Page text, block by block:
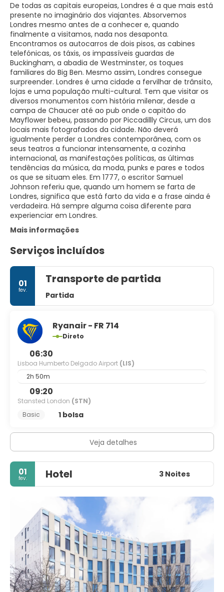
De todas as capitais europeias, Londres é a que mais está
presente no imaginário dos viajantes. Absorvemos
Londres mesmo antes de a conhecer e, quando
finalmente a visitamos, nada nos desaponta.
Encontramos os autocarros de dois pisos, as cabines
telefónicas, os táxis, os impassíveis guardas de
Buckingham, a abadia de Westminster, os toques
familiares do Big Ben. Mesmo assim, Londres consegue
surpreender. Londres é uma cidade a fervilhar de trânsito,
lojas e uma população multi-cultural. Tem que visitar os
diversos monumentos com história milenar, desde a
campa de Chaucer até ao pub onde o capitão do
Mayflower bebeu, passando por Piccadillly Circus, um dos
locais mais fotografados da cidade. Não deverá
igualmente perder a Londres contemporânea, com os
seus teatros a funcionar intensamente, a cozinha
internacional, as manifestações políticas, as últimas
tendências da música, da moda, punks e pares e todos
os que se situam eles. Em 1777, o escritor Samuel
Johnson referiu que, quando um homem se farta de
Londres, significa que está farto da vida e a frase ainda é
verdadeira. Há sempre alguma coisa diferente para
Mais informações
Serviços incluídos
01
fev.
Transporte de partida
Partida
Ryanair - FR 714
Direto
06:30
Lisboa Humberto Delgado Airport (LIS)
2h 50m
09:20
Stansted London (STN)
Basic
1 bolsa
Veja detalhes
01
fev. Hotel 3 Noites